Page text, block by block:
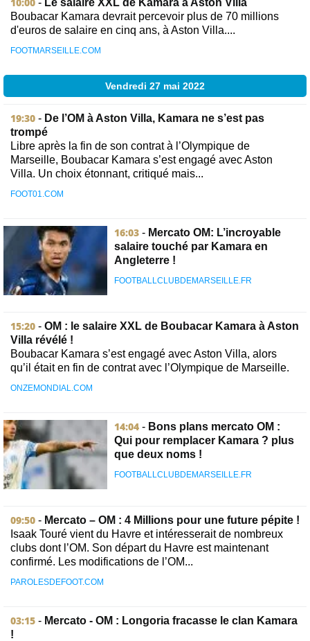
- Le salaire XXL de Kamara à Aston Villa
Boubacar Kamara devrait percevoir plus de 70 millions
d'euros de salaire en cinq ans, à Aston Villa....
FOOTMARSEILLE.COM
Vendredi 27 mai 2022
19:30 - De l’OM à Aston Villa, Kamara ne s’est pas
trompé
Libre après la fin de son contrat à l’Olympique de
Marseille, Boubacar Kamara s’est engagé avec Aston
Villa. Un choix étonnant, critiqué mais...
FOOT01.COM
16:03 - Mercato OM: L’incroyable
salaire touché par Kamara en
Angleterre !
FOOTBALLCLUBDEMARSEILLE.FR
15:20 - OM : le salaire XXL de Boubacar Kamara à Aston
Villa révélé !
Boubacar Kamara s’est engagé avec Aston Villa, alors
qu’il était en fin de contrat avec l’Olympique de Marseille.
ONZEMONDIAL.COM
14:04 - Bons plans mercato OM :
Qui pour remplacer Kamara ? plus
que deux noms !
FOOTBALLCLUBDEMARSEILLE.FR
09:50 - Mercato – OM : 4 Millions pour une future pépite !
Isaak Touré vient du Havre et intéresserait de nombreux
clubs dont l’OM. Son départ du Havre est maintenant
confirmé. Les modifications de l’OM...
PAROLESDEFOOT.COM
03:15 - Mercato - OM : Longoria fracasse le clan Kamara
!